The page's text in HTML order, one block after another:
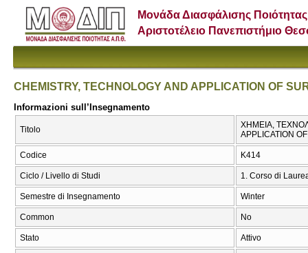
Μονάδα Διασφάλισης Ποιότητας
Αριστοτέλειο Πανεπιστήμιο
CHEMISTRY, TECHNOLOGY AND APPLICATION OF
Informazioni sull’Insegnamento
Titolo
ΧΗΜΕΙΑ,
APPLICATION
Codice Κ414
Ciclo / Livello di Studi 1. Corso di
Semestre di Insegnamento Winter
Common No
Stato Attivo